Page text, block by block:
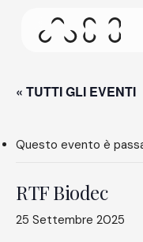
Questa
consumare meno
qualsiasi dello
« TUTTI GLI EVENTI
Questo evento è
RTF Biodec
25 Settembre 2025